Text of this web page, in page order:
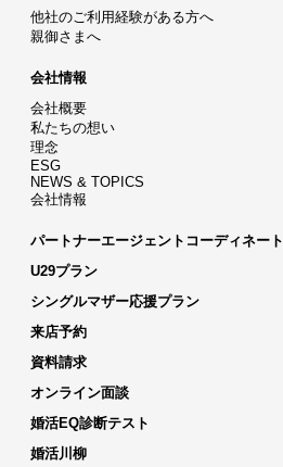
他社のご利用経験がある方へ
親御さまへ
会社情報
会社概要
私たちの想い
理念
ESG
NEWS & TOPICS
会社情報
パートナーエージェントコーディネート
U29プラン
シングルマザー応援プラン
来店予約
資料請求
オンライン面談
婚活EQ診断テスト
婚活川柳